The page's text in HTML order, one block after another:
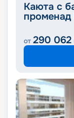
Каюта с
променад
от 290 062